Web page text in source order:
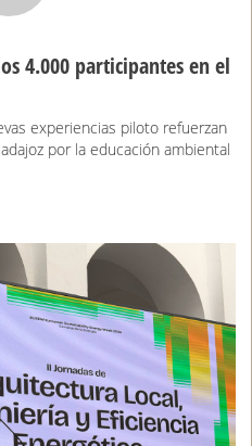
4.000 participantes en el
experiencias piloto refuerzan
por la educación ambiental